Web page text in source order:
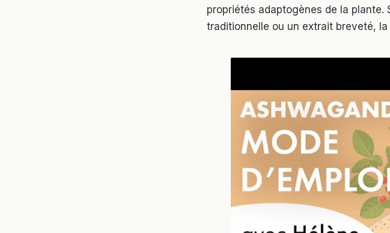
propriétés adaptogènes de la plante.
traditionnelle ou un extrait breveté,